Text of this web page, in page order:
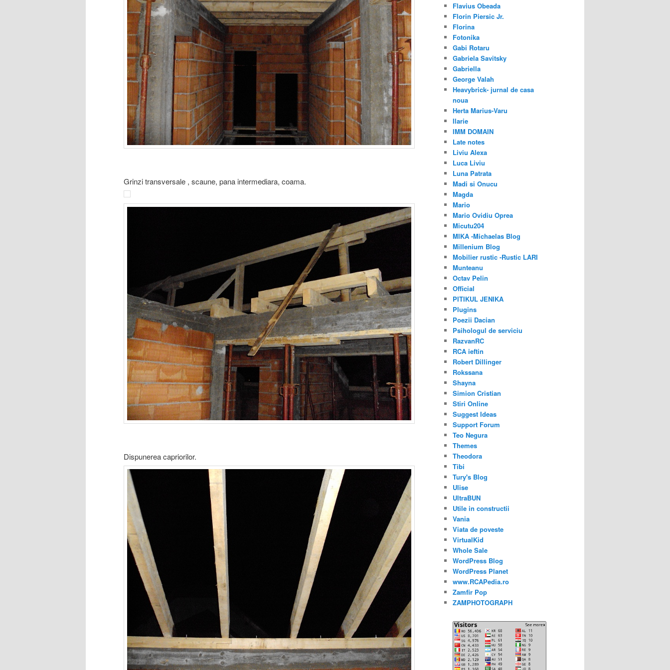
Grinzi transversale , scaune, pana intermediara, coama.
Dispunerea capriorilor.
Flavius Obeada
Florin Piersic Jr.
Florina
Fotonika
Gabi Rotaru
Gabriela Savitsky
Gabriella
George Valah
Heavybrick- jurnal de casa
noua
Herta Marius-Varu
Ilarie
IMM DOMAIN
Late notes
Liviu Alexa
Luca Liviu
Luna Patrata
Madi si Onucu
Magda
Mario
Mario Ovidiu Oprea
Micutu204
MIKA -Michaelas Blog
Millenium Blog
Mobilier rustic -Rustic LARI
Munteanu
Octav Pelin
Official
PITIKUL JENIKA
Plugins
Poezii Dacian
Psihologul de serviciu
RazvanRC
RCA ieftin
Robert Dillinger
Rokssana
Shayna
Simion Cristian
Stiri Online
Suggest Ideas
Support Forum
Teo Negura
Themes
Theodora
Tibi
Tury's Blog
Ulise
UltraBUN
Utile in constructii
Vania
Viata de poveste
VirtualKid
Whole Sale
WordPress Blog
WordPress Planet
www.RCAPedia.ro
Zamfir Pop
ZAMPHOTOGRAPH